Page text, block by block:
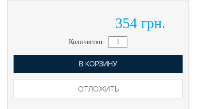
354 грн.
Количество:
В КОРЗИНУ
ОТЛОЖИТЬ